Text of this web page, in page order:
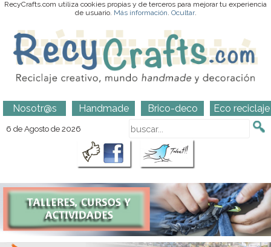
RecyCrafts.com utiliza cookies propias y de terceros para mejorar tu experiencia
de usuario. Más información. Ocultar.
Nosotr@s Handmade Brico-deco Eco reciclaje
6 de Agosto de 2026